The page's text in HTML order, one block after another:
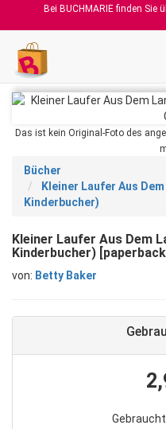
Bei BUCHMARIE finden Sie
Das ist kein Original-Foto des
Bücher
Kleiner Laufer Aus
Kinderbucher)
Kleiner Laufer Aus Dem
Kinderbucher)
von: Betty Baker